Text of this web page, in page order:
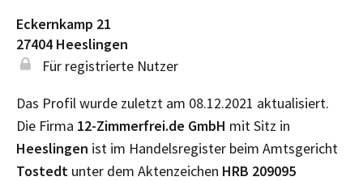
Eckernkamp 21
27404 Heeslingen
Für registrierte Nutzer
Das Profil wurde zuletzt am 08.12.2021 aktualisiert.
Die Firma 12-Zimmerfrei.de GmbH mit Sitz in
Heeslingen ist im Handelsregister beim Amtsgericht
Tostedt unter dem Aktenzeichen HRB 209095